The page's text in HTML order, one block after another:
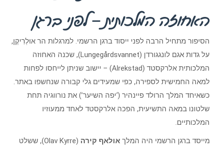
האחוזה המלכותית – לפני ברגן
הסיפור מתחיל הרבה לפני ייסוד ברגן הרשמי. למרגלות הר אוּלְרִיקֶן,
על גדות אגם לונגגורדן (Lungegårdsvannet), שכנה האחוזה
המלכותית אלרקסטד (Alrekstad) – יישוב שניתן לייחסו לפחות
למאה החמישית לספירה, כפי שמעידים גלי קבורה שנחשפו באתר.
כשאיחד המלך הרולד פיינהיר (‘יפה השיער’) את נורווגיה תחת
שלטונו במאה התשיעית, הפכה אלרקסטד לאחד ממעוזיו
המלכותיים.
מייסד ברגן הרשמי היה המלך אולאף קירה
(Olav Kyrre), ששלט